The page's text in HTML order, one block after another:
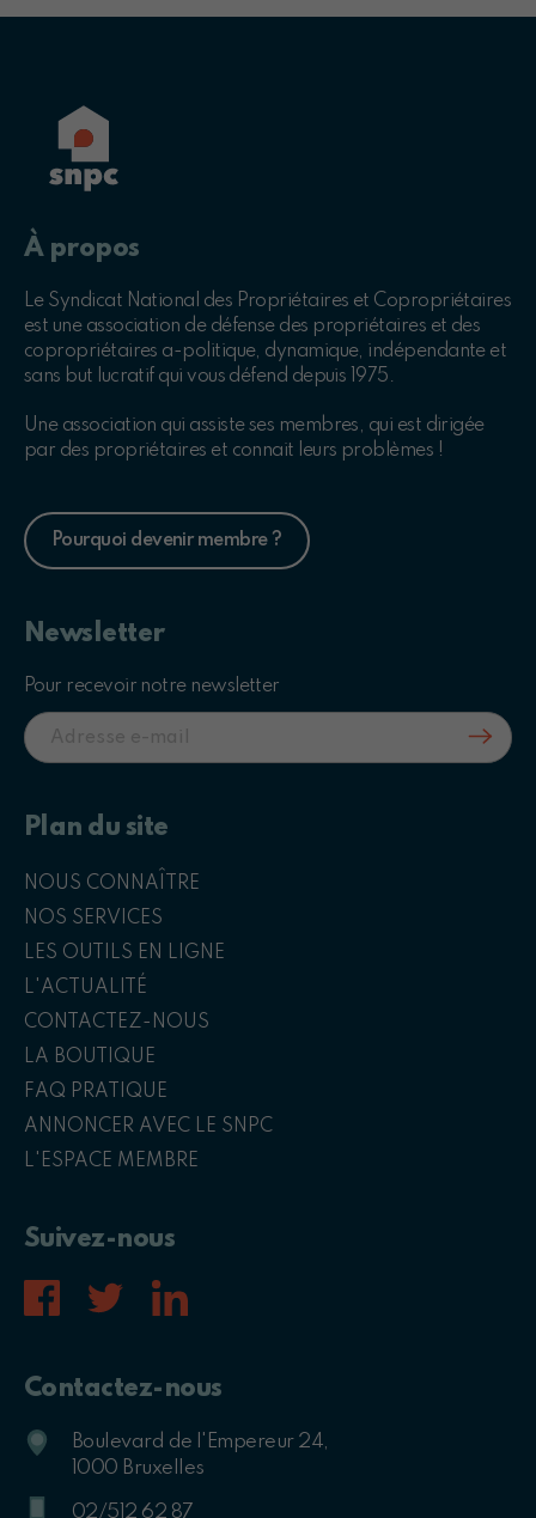
À propos
Le Syndicat National des Propriétaires et Copropriétaires
est une association de défense des propriétaires et des
copropriétaires a-politique, dynamique, indépendante et
sans but lucratif qui vous défend depuis 1975.
Une association qui assiste ses membres, qui est dirigée
par des propriétaires et connait leurs problèmes !
Pourquoi devenir membre ?
Newsletter
Pour recevoir notre newsletter
Suivez-nous
Plan du site
NOUS CONNAÎTRE
NOS SERVICES
LES OUTILS EN LIGNE
L'ACTUALITÉ
CONTACTEZ-NOUS
LA BOUTIQUE
FAQ PRATIQUE
ANNONCER AVEC LE SNPC
L'ESPACE MEMBRE
Contactez-nous
Boulevard de l'Empereur 24,
1000 Bruxelles
02/512 62 87